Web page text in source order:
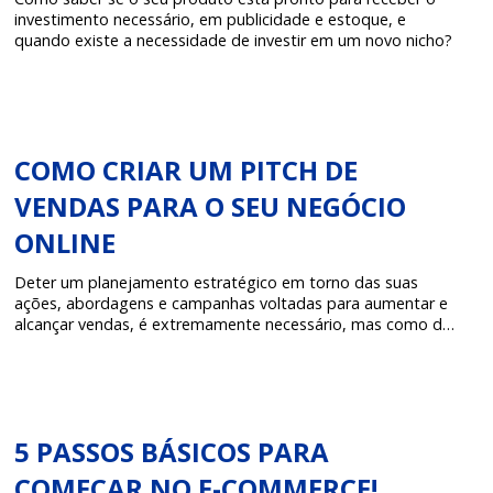
investimento necessário, em publicidade e estoque, e
quando existe a necessidade de investir em um novo nicho?
COMO CRIAR UM PITCH DE
VENDAS PARA O SEU NEGÓCIO
ONLINE
Deter um planejamento estratégico em torno das suas
ações, abordagens e campanhas voltadas para aumentar e
alcançar vendas, é extremamente necessário, mas como de
5 PASSOS BÁSICOS PARA